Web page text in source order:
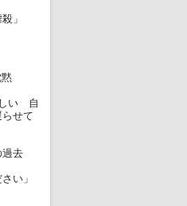
」
しい 自
せて
過去
い」